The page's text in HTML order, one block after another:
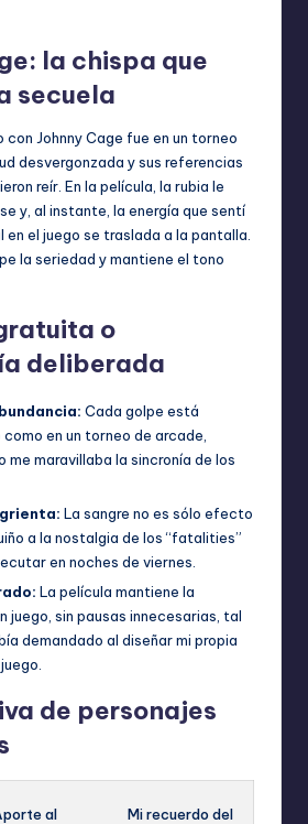
la chispa que
secuela
con Johnny Cage fue en un torneo
desvergonzada y sus referencias
reír. En la película, la rubia le
y, al instante, la energía que sentí
en el juego se traslada a la pantalla.
la seriedad y mantiene el tono
o
deliberada
Cada golpe está
en un torneo de arcade,
me maravillaba la sincronía de los
La sangre no es sólo efecto
a la nostalgia de los “fatalities”
en noches de viernes.
La película mantiene la
juego, sin pausas innecesarias, tal
demandado al diseñar mi propia
de personajes
al
Mi recuerdo del